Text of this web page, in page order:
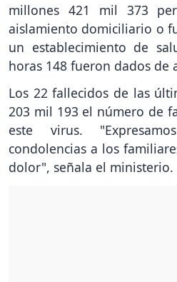
millones 421 mil 373
aislamiento domiciliario o
un establecimiento de
horas 148 fueron dados de
Los 22 fallecidos de las
203 mil 193 el número de
este virus.
condolencias a los
dolor", señala el ministerio.